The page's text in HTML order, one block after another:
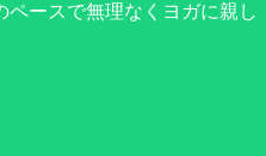
ペースで無理なくヨガに親し